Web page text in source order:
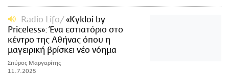
Radio Lifo
«Kykloi by
Priceless»: Ένα εστιατόριο στο
κέντρο της Αθήνας όπου η
μαγειρική βρίσκει νέο νόημα
Σπύρος Μαργαρίτης
11.7.2025